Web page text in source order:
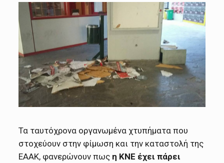
Τα ταυτόχρονα οργανωμένα χτυπήματα που
στοχεύουν στην φίμωση και την καταστολή της
ΕΑΑΚ, φανερώνουν πως η ΚΝΕ έχει πάρει